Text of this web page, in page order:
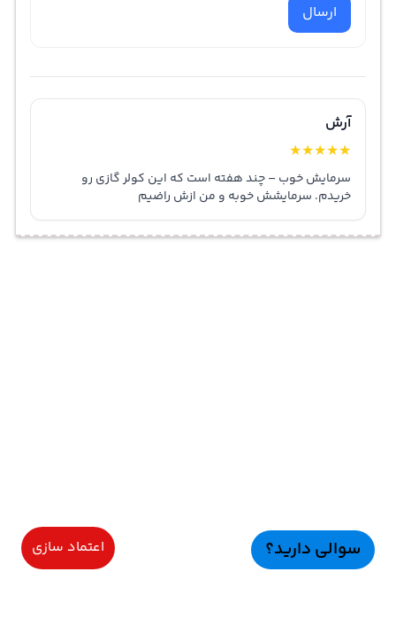
ارسال
آرش
★
★
★
★
★
سرمایش خوب – چند هفته است که این کولر گازی رو
خریدم. سرمایشش خوبه و من ازش راضیم
سوالی دارید؟ اعتماد سازی